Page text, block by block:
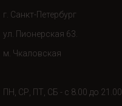
г. Санкт-Петербург
ул. Пионерская 63.
м. Чкаловская
ПН, СР, ПТ, СБ - с 8.00 до 21.00